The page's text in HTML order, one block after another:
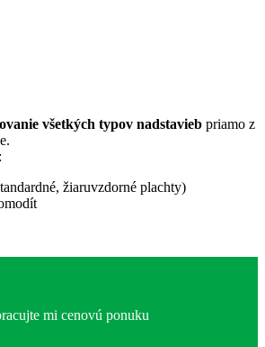
všetkých typov nadstavieb priamo z
žiaruvzdorné plachty)
mi cenovú ponuku